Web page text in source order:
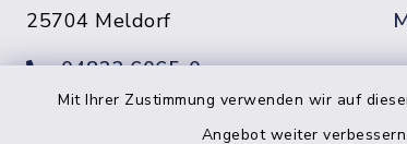
Mit Ihrer Zustimmung verwenden wir auf
Angebot weiter
25704 Meldorf
04832 6065-0